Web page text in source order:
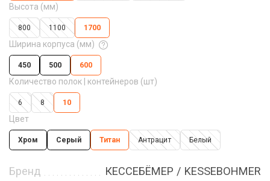
Высота (мм)
800 1100 1700
Ширина корпуса (мм)
450 500 600
Количество полок | контейнеров (шт)
6 8 10
Цвет
Хром Серый Титан Антрацит Белый
Бренд
КЕССЕБЁМЕР / KESSEBOHMER